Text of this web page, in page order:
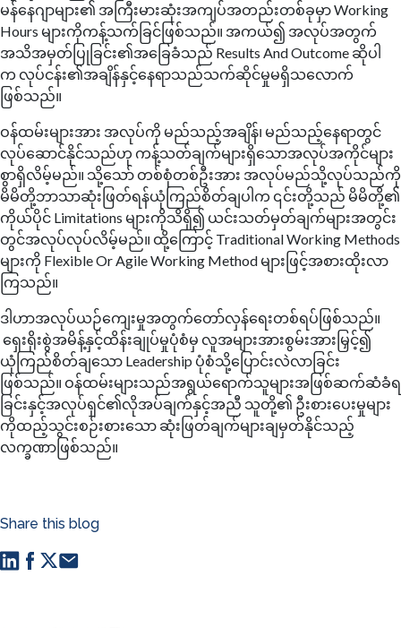
မန်နေဂျာများ၏ အကြီးမားဆုံးအကျပ်အတည်းတစ်ခုမှာ Working
Hours များကိုကန့်သက်ခြင်ဖြစ်သည်။ အကယ်၍ အလုပ်အတွက်
အသိအမှတ်ပြုခြင်း၏အခြေခံသည် Results And Outcome ဆိုပါ
က လုပ်ငန်း၏အချိန်နှင့်နေရာသည်သက်ဆိုင်မှုမရှိသလောက်
ဖြစ်သည်။
ဝန်ထမ်းများအား အလုပ်ကို မည်သည့်အချိန်၊ မည်သည့်နေရာတွင်
လုပ်ဆောင်နိုင်သည်ဟု ကန့်သတ်ချက်များရှိသောအလုပ်အကိုင်များ
စွာရှိလိမ့်မည်။ သို့သော် တစ်စုံတစ်ဦးအား အလုပ်မည်သို့လုပ်သည်ကို
မိမိတို့ဘာသာဆုံးဖြတ်ရန်ယုံကြည်စိတ်ချပါက ၎င်းတို့သည် မိမိတို့၏
ကိုယ်ပိုင် Limitations များကိုသိရှိ၍ ယင်းသတ်မှတ်ချက်များအတွင်း
တွင်အလုပ်လုပ်လိမ့်မည်။ ထို့ကြောင့် Traditional Working Methods
များကို Flexible Or Agile Working Method များဖြင့်အစားထိုးလာ
ကြသည်။
ဒါဟာအလုပ်ယဉ်ကျေးမှုအတွက်တော်လှန်ရေးတစ်ရပ်ဖြစ်သည်။
ရှေးရိုးစွဲအမိန့်နှင့်ထိန်းချုပ်မှုပုံစံမှ လူအများအားစွမ်းအားမြှင့်၍
ယုံကြည်စိတ်ချသော Leadership ပုံစံသို့ပြောင်းလဲလာခြင်း
ဖြစ်သည်။ ဝန်ထမ်းများသည်အရွယ်ရောက်သူများအဖြစ်ဆက်ဆံခံရ
ခြင်းနှင့်အလုပ်ရှင်၏လိုအပ်ချက်နှင့်အညီ သူတို့၏ ဦးစားပေးမှုများ
ကိုထည့်သွင်းစဉ်းစားသော ဆုံးဖြတ်ချက်များချမှတ်နိုင်သည့်
လက္ခဏာဖြစ်သည်။
Share this blog